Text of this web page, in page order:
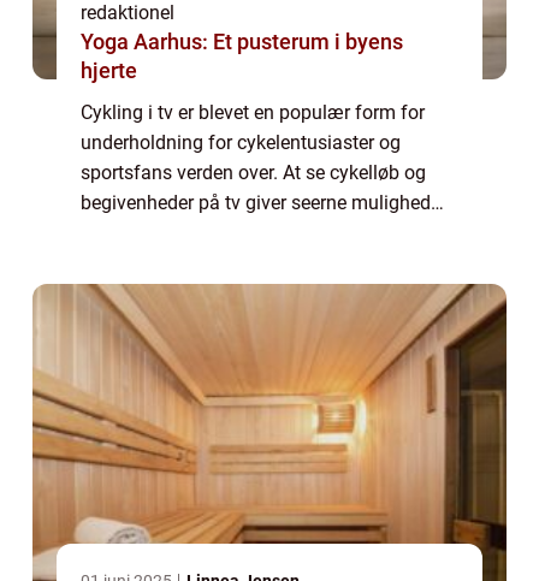
redaktionel
Yoga Aarhus: Et pusterum i byens
hjerte
Cykling i tv er blevet en populær form for
underholdning for cykelentusiaster og
sportsfans verden over. At se cykelløb og
begivenheder på tv giver seerne mulighed
uden selv at være ...